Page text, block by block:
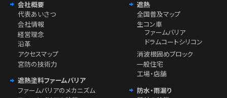
会社概要
代表あいさつ
会社情報
経営理念
沿革
アクセスマップ
宮防の技術力
遮熱塗料ファームバリア
ファームバリアのメカニズム
遮熱
全国普及マップ
生コン車
ファームバリア
ドラムコートシリコン
消波根固めブロック
一般住宅
工場・店舗
防水・雨漏り